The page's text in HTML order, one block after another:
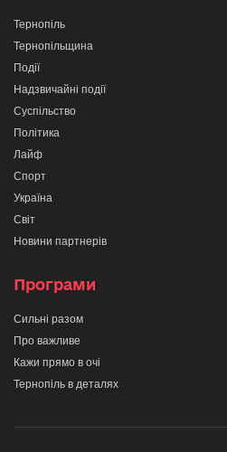
Тернопіль
Тернопільщина
Події
Надзвичайні події
Суспільство
Політика
Лайф
Спорт
Україна
Світ
Новини партнерів
Програми
Сильні разом
Про важливе
Кажи прямо в очі
Тернопіль в деталях